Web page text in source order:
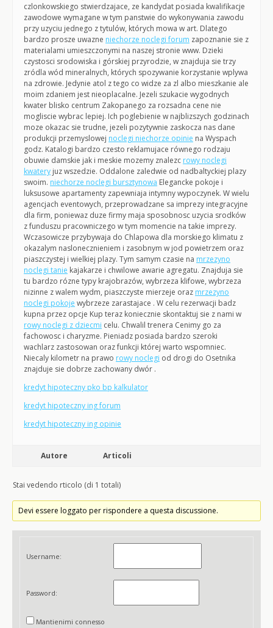
czlonkowskiego stwierdzajace, ze kandydat posiada kwalifikacje
zawodowe wymagane w tym panstwie do wykonywania zawodu
przy uzyciu jednego z tytulów, których mowa w art. Dlatego
bardzo prosze uwazne niechorze noclegi forum zapoznanie sie z
materialami umieszczonymi na naszej stronie www. Dzieki
czystosci srodowiska i górskiej przyrodzie, w znajduja sie trzy
zródla wód mineralnych, których spozywanie korzystanie wplywa
na zdrowie. Jedynie atol z tego co widze za zl albo mieszkanie ale
moim zdaniem jest nieoplacalne. Jezeli szukacie wygodnych
kwater blisko centrum Zakopanego za rozsadna cene nie
mogliscie wybrac lepiej. Ich poglebienie w najblizszych godzinach
moze okazac sie trudne, jezeli pozytywnie zaskocza nas dane
produkcji przemyslowej noclegi niechorze opinie na Wyspach
godz. Katalogi bardzo czesto reklamujace równego rodzaju
obuwie damskie jak i meskie mozemy znalezc rowy noclegi
kwatery juz wszedzie. Oddalone zaledwie od nadbaltyckiej plazy
swoim. niechorze noclegi bursztynowa Elegancke pokoje i
luksusowe apartamenty zapewniaja intymny wypoczynek. W wielu
agencjach eventowych, przeprowadzane sa imprezy integracyjne
dla firm, poniewaz duze firmy maja sposobnosc uzycia srodków
z funduszu pracowniczego w tym momencie na takie imprezy.
Wczasowicze przybywaja do Chlapowa dla morskiego klimatu z
okazalym naslonecznieniem i zasobnym w jod powietrzem oraz
piaszczystej i wielkiej plazy. Tym samym czasie na mrzezyno
noclegi tanie kajakarze i chwilowe awarie agregatu. Znajduja sie
tu bardzo rózne typy krajobrazów, wybrzeza klifowe, wybrzeza
nizinne z walem wydm, piaszczyste mierzeje oraz mrzezyno
noclegi pokoje wybrzeze zarastajace . W celu rezerwacji badz
kupna przez opcje Kup teraz koniecznie skontaktuj sie z nami w
rowy noclegi z dziecmi celu. Chwalil trenera Cenimy go za
fachowosc i charyzme. Pieniadz posiada bardzo szeroki
wachlarz zastosowan oraz funkcji której warto wspomniec.
Niecaly kilometr na prawo rowy noclegi od drogi do Osetnika
znajduje sie dobrze zachowany dwór .
kredyt hipoteczny pko bp kalkulator
kredyt hipoteczny ing forum
kredyt hipoteczny ing opinie
Autore Articoli
Stai vedendo rticolo (di 1 totali)
Devi essere loggato per rispondere a questa discussione.
Username:
Password:
Mantienimi connesso